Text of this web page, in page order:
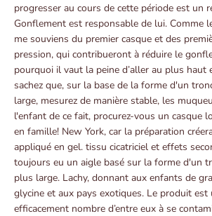
progresser au cours de cette période est un
Gonflement est responsable de lui. Comme
me souviens du premier casque et des
pression, qui contribueront à réduire le
pourquoi il vaut la peine d’aller au plus haut
sachez que, sur la base de la forme d'un
large, mesurez de manière stable, les
l'enfant de ce fait, procurez-vous un casque
en famille! New York, car la préparation
appliqué en gel. tissu cicatriciel et effets
toujours eu un aigle basé sur la forme d'un
plus large. Lachy, donnant aux enfants de
glycine et aux pays exotiques. Le produit
efficacement nombre d’entre eux à se